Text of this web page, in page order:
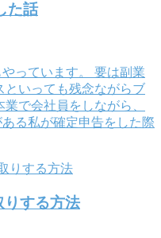
た話
っています。 要は副業
といっても残念ながらブ
で会社員をしながら、
る私が確定申告をした際
りする方法